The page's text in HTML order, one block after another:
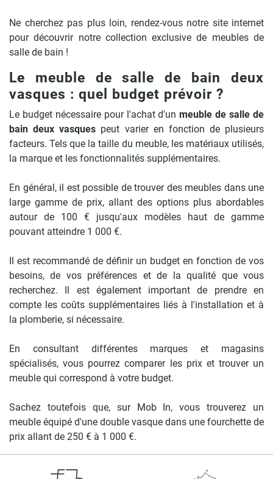
Ne cherchez pas plus loin, rendez-vous notre site internet
pour découvrir notre collection exclusive de meubles de
salle de bain !
Le meuble de salle de bain deux
vasques : quel budget prévoir ?
Le budget nécessaire pour l'achat d'unmeuble de salle de
bain deux vasques peut varier en fonction de plusieurs
facteurs. Tels que la taille du meuble, les matériaux utilisés,
la marque et les fonctionnalités supplémentaires.
En général, il est possible de trouver des meubles dans une
large gamme de prix, allant des options plus abordables
autour de 100 € jusqu'aux modèles haut de gamme
pouvant atteindre 1 000 €.
Il est recommandé de définir un budget en fonction de vos
besoins, de vos préférences et de la qualité que vous
recherchez. Il est également important de prendre en
compte les coûts supplémentaires liés à l'installation et à
la plomberie, si nécessaire.
En consultant différentes marques et magasins
spécialisés, vous pourrez comparer les prix et trouver un
meuble qui correspond à votre budget.
Sachez toutefois que, sur Mob In, vous trouverez un
meuble équipé d'une double vasque dans une fourchette de
prix allant de 250 € à 1 000 €.